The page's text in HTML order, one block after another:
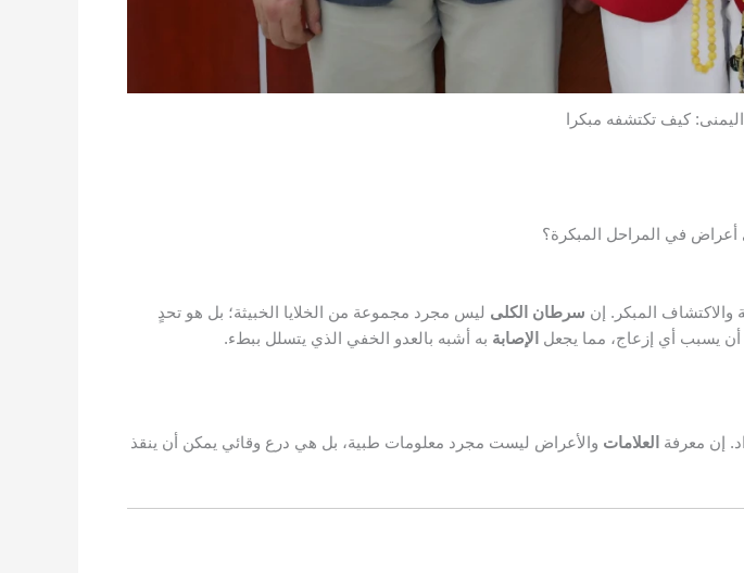
كيف تكتشفه مبكرا
والاكتشاف المبكر. إن سرطان الكلى ليس مجرد مجموعة من الخلايا الخبيثة؛ بل هو تحدٍ
أن يسبب أي إزعاج، مما يجعل الإصابة به أشبه بالعدو الخفي الذي يتسلل ببطء.
إن معرفة العلامات والأعراض ليست مجرد معلومات طبية، بل هي درع وقائي يمكن أن ينقذ